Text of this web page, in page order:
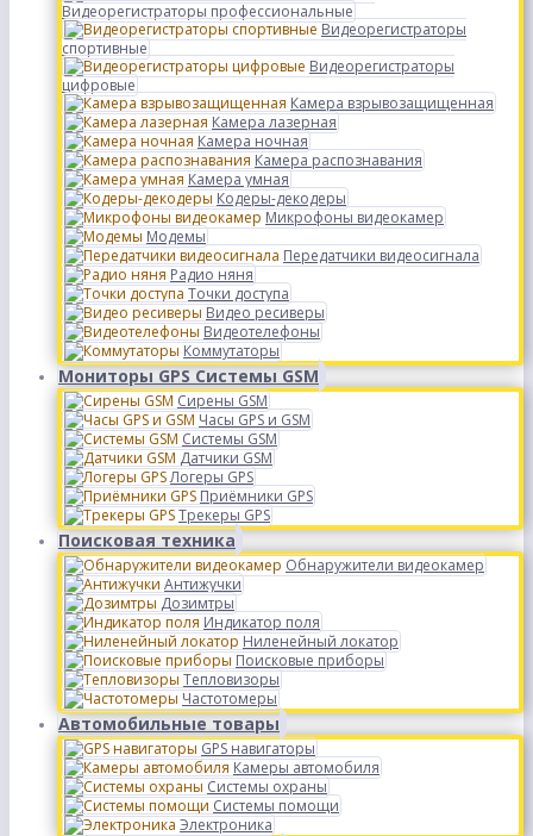
Видеорегистраторы профессиональные
Видеорегистраторы
спортивные
Видеорегистраторы
цифровые
Камера взрывозащищенная
Камера лазерная
Камера ночная
Камера распознавания
Камера умная
Кодеры-декодеры
Микрофоны видеокамер
Модемы
Передатчики видеосигнала
Радио няня
Точки доступа
Видео ресиверы
Видеотелефоны
Коммутаторы
Мониторы GPS Системы GSM
Сирены GSM
Часы GPS и GSM
Системы GSM
Датчики GSM
Логеры GPS
Приёмники GPS
Трекеры GPS
Поисковая техника
Обнаружители видеокамер
Антижучки
Дозимтры
Индикатор поля
Ниленейный локатор
Поисковые приборы
Тепловизоры
Частотомеры
Автомобильные товары
GPS навигаторы
Камеры автомобиля
Системы охраны
Системы помощи
Электроника